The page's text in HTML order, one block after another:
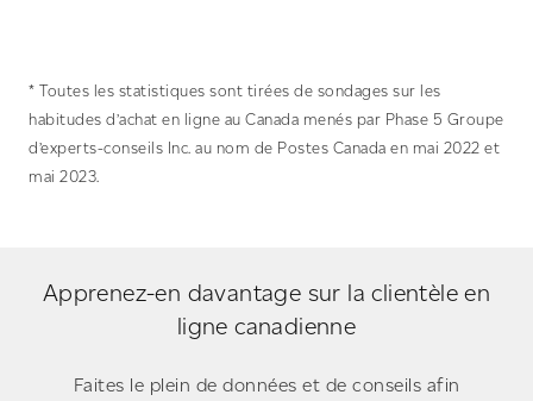
* Toutes les statistiques sont tirées de sondages sur les
habitudes d’achat en ligne au Canada menés par Phase 5 Groupe
d’experts-conseils Inc. au nom de Postes Canada en mai 2022 et
mai 2023.
Apprenez-en davantage sur la clientèle en
ligne canadienne
Faites le plein de données et de conseils afin